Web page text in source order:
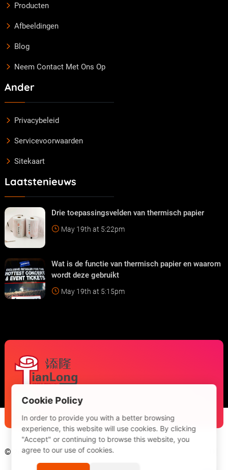
Producten
Afbeeldingen
Blog
Neem Contact Met Ons Op
Ander
Privacybeleid
Servicevoorwaarden
Sitekaart
Laatstenieuws
Drie toepassingsvelden van thermisch papier
May 19th at 5:22pm
Wat is de functie van thermisch papier en waarom
wordt deze gebruikt
May 19th at 5:15pm
© 2026 Guangdong Tianlong Printing Technology Co., LTD.
Cookie Policy
In order to provide you with a better browsing
experience, this website will use cookies. By clicking
"Accept" or continuing to browse this website, you
agree to our use of cookies.